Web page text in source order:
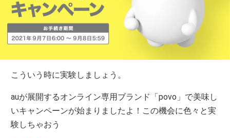
こういう時に実験しましょう。
auが展開するオンライン専用ブランド「povo」で美味し
いキャンペーンが始まりましたよ！この機会に色々と実
験しちゃおう